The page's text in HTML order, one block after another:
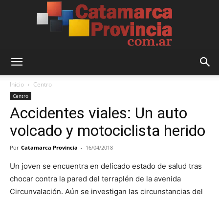
Provincia
Inicio Centro
Centro
Accidentes viales: Un auto
volcado y motociclista herido
Por Catamarca Provincia - 16/04/2018
Un joven se encuentra en delicado estado de salud tras
chocar contra la pared del terraplén de la avenida
Circunvalación. Aún se investigan las circunstancias del